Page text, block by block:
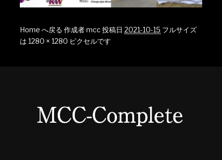
Home へ戻る 作成者mcc投稿日 2021-10-15 フルサイズ
は 1280 × 1280 ピクセルです